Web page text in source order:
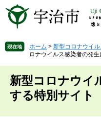
先
で
を
ば
現在地 ホーム > 新型コロナウイ
ロナウイルス感染者の発
新型コロナウイ
する特別サイト